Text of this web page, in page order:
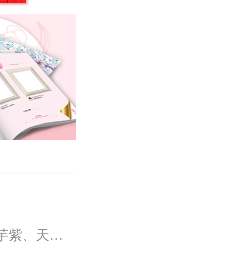
灵感源于周杰伦的歌曲《Mojito》，花园玫瑰、香芋紫、天空蓝等色彩碰撞出的热带风情，在多层次空间下大方异域光彩。因为遇见了爱情，整个世界都变得五彩斑斓。